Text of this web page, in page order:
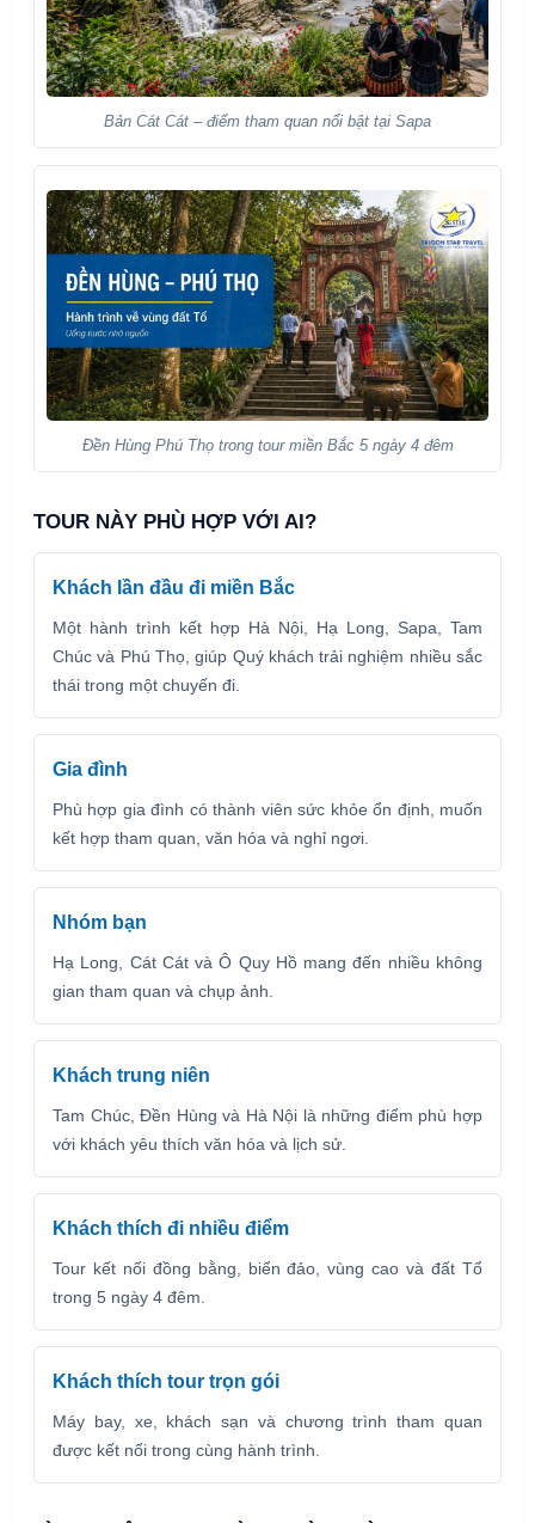
Bản Cát Cát – điểm tham quan nổi bật tại Sapa
Đền Hùng Phú Thọ trong tour miền Bắc 5 ngày 4 đêm
TOUR NÀY PHÙ HỢP VỚI AI?
Khách lần đầu đi miền Bắc
Một hành trình kết hợp Hà Nội, Hạ Long, Sapa, Tam
Chúc và Phú Thọ, giúp Quý khách trải nghiệm nhiều sắc
thái trong một chuyến đi.
Gia đình
Phù hợp gia đình có thành viên sức khỏe ổn định, muốn
kết hợp tham quan, văn hóa và nghỉ ngơi.
Nhóm bạn
Hạ Long, Cát Cát và Ô Quy Hồ mang đến nhiều không
gian tham quan và chụp ảnh.
Khách trung niên
Tam Chúc, Đền Hùng và Hà Nội là những điểm phù hợp
với khách yêu thích văn hóa và lịch sử.
Khách thích đi nhiều điểm
Tour kết nối đồng bằng, biển đảo, vùng cao và đất Tổ
trong 5 ngày 4 đêm.
Khách thích tour trọn gói
Máy bay, xe, khách sạn và chương trình tham quan
được kết nối trong cùng hành trình.